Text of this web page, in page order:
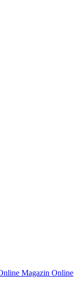
Online